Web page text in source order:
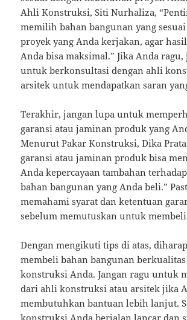
Ahli Konstruksi, Siti Nurhaliza,
memilih bahan bangunan yang
proyek yang Anda kerjakan, agar
Anda bisa maksimal.” Jika Anda ragu,
untuk berkonsultasi dengan ahli
arsitek untuk mendapatkan saran
Terakhir, jangan lupa untuk
garansi atau jaminan produk yang
Menurut Pakar Konstruksi, Dika
garansi atau jaminan produk bisa
Anda kepercayaan tambahan
bahan bangunan yang Anda beli.”
memahami syarat dan ketentuan
sebelum memutuskan untuk
Dengan mengikuti tips di atas,
membeli bahan bangunan
konstruksi Anda. Jangan ragu untuk
dari ahli konstruksi atau arsitek jika
membutuhkan bantuan lebih lanjut.